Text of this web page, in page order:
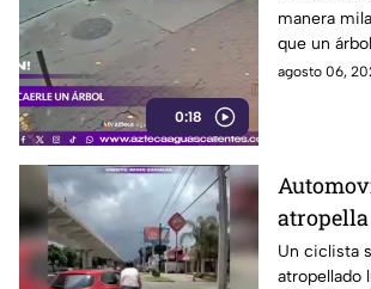
0:18
manera
que un
durante
agosto 06,
invadir
ciclovía
Un ciclista
atropellado